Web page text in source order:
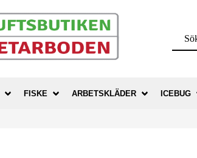
FISKE ARBETSKLÄDER ICEBUG